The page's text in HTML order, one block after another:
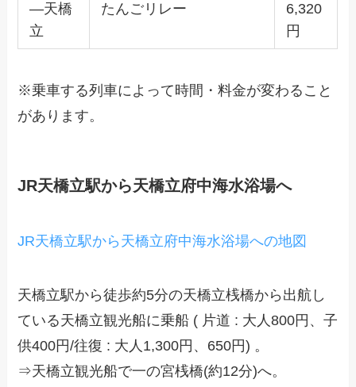
―天橋
立
たんごリレー
6,320
円
※乗車する列車によって時間・料金が変わること
があります。
JR天橋立駅から天橋立府中海水浴場へ
JR天橋立駅から天橋立府中海水浴場への地図
天橋立駅から徒歩約5分の天橋立桟橋から出航し
ている天橋立観光船に乗船 ( 片道 : 大人800円、子
供400円/往復 : 大人1,300円、650円) 。
⇒天橋立観光船で一の宮桟橋(約12分)へ。